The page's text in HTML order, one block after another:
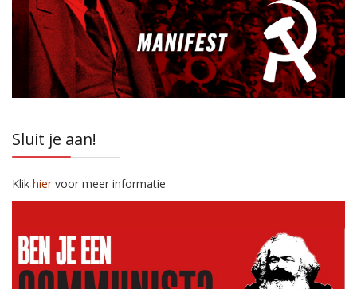
Sluit je aan!
Klik hiervoor meer informatie